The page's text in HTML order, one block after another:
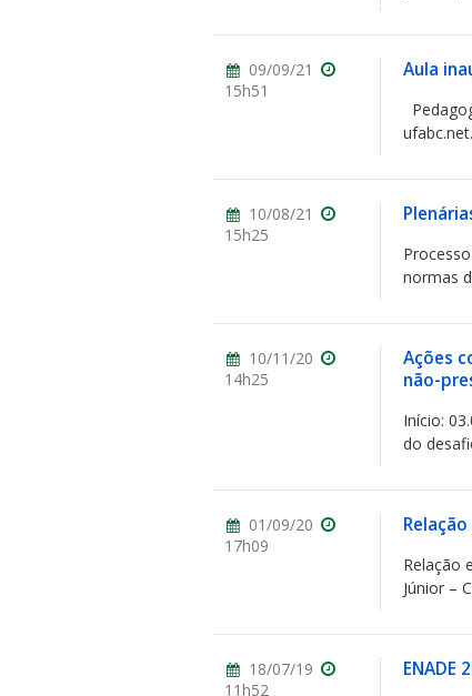
Aula
09/09/21
15h51
normas
10/08/21
15h25
Ações
não-
Início:
do
10/11/20
14h25
Relação
Júnior –
01/09/20
17h09
ENADE
18/07/19
11h52